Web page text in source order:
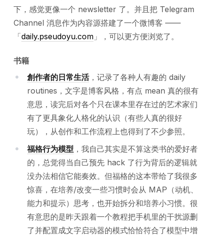
下，感觉更像一个 newsletter 了。并且把 Telegram
Channel 消息作为内容源搭建了一个微博客 ——
「daily.pseudoyu.com 」，可以更方便浏览了。
书籍
創作者的日常生活，记录了各种人有趣的 daily
routines，文字是博客风格，有点 mean 真的很有
意思，读完后对各个只在课本里存在过的艺术家们
有了更具象化人格化的认识（有些人真的很好
玩），从创作和工作流程上也得到了不少参照。
福格行为模型 ，我自己其实是不算这类书的爱好者
的，总觉得当自己预先 hack 了行为背后的逻辑就
没办法相信它能奏效。但福格的这本带给了我很多
惊喜，在培养/改变一些习惯时会从 MAP（动机、
能力和提示）思考，也开始拆分和培养小习惯。很
有意思的是昨天跟着一个教程把手机里的干扰源删
了并配置成文字启动器的模式恰恰符合了模型中增